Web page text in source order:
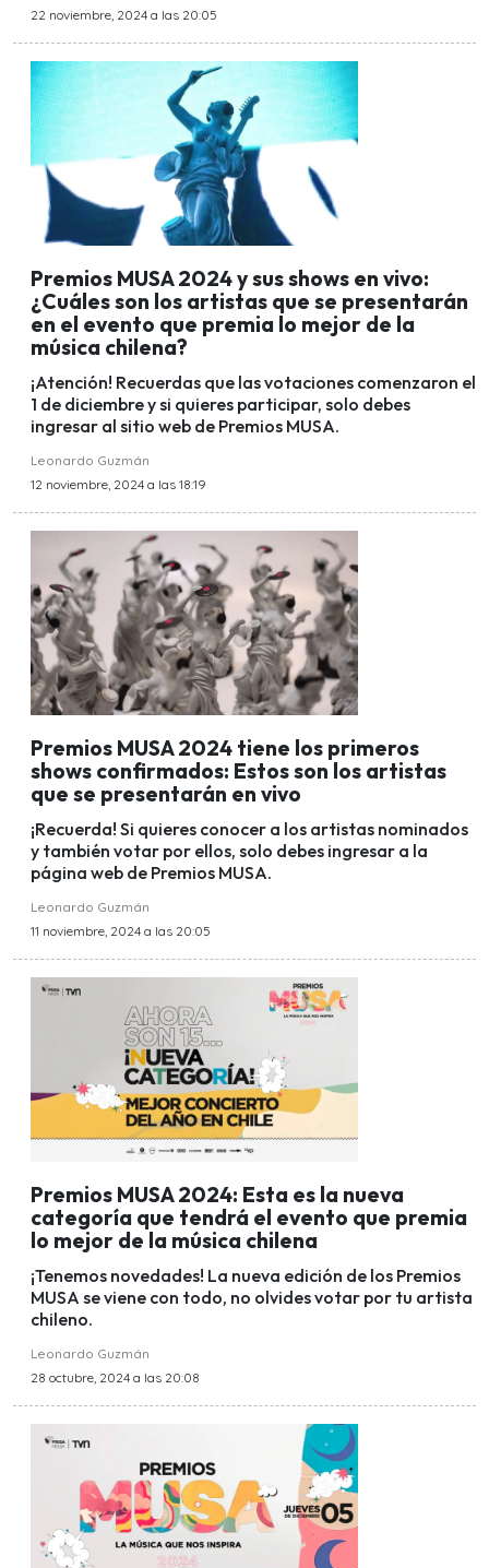
22 noviembre, 2024 a las 20:05
Premios MUSA 2024 y sus shows en vivo:
¿Cuáles son los artistas que se presentarán
en el evento que premia lo mejor de la
música chilena?
¡Atención! Recuerdas que las votaciones comenzaron el
1 de diciembre y si quieres participar, solo debes
ingresar al sitio web de Premios MUSA.
Leonardo Guzmán
12 noviembre, 2024 a las 18:19
Premios MUSA 2024 tiene los primeros
shows confirmados: Estos son los artistas
que se presentarán en vivo
¡Recuerda! Si quieres conocer a los artistas nominados
y también votar por ellos, solo debes ingresar a la
página web de Premios MUSA.
Leonardo Guzmán
11 noviembre, 2024 a las 20:05
Premios MUSA 2024: Esta es la nueva
categoría que tendrá el evento que premia
lo mejor de la música chilena
¡Tenemos novedades! La nueva edición de los Premios
MUSA se viene con todo, no olvides votar por tu artista
chileno.
Leonardo Guzmán
28 octubre, 2024 a las 20:08